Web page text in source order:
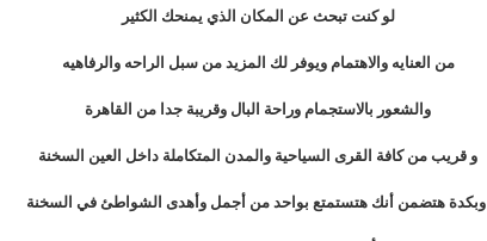
لو كنت تبحث عن المكان الذي يمنحك الكثير
من العنايه والاهتمام ويوفر لك المزيد من سبل الراحه والرفاهيه
والشعور بالاستجمام وراحة البال وقريبة جدا من القاهرة
و قريب من كافة القرى السياحية والمدن المتكاملة داخل العين السخنة
وبكدة هتضمن أنك هتستمتع بواحد من أجمل وأهدى الشواطئ في السخنة